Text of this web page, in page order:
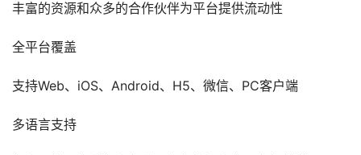
丰富的资源和众多的合作伙伴为平台提供流动性
全平台覆盖
支持Web、iOS、Android、H5、微信、PC客户端
多语言支持